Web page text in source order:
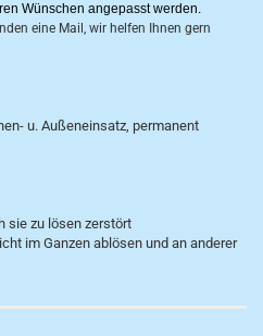
Wünschen angepasst werden.
eine Mail, wir helfen Ihnen gern
u. Außeneinsatz, permanent
sie zu lösen zerstört
im Ganzen ablösen und an anderer